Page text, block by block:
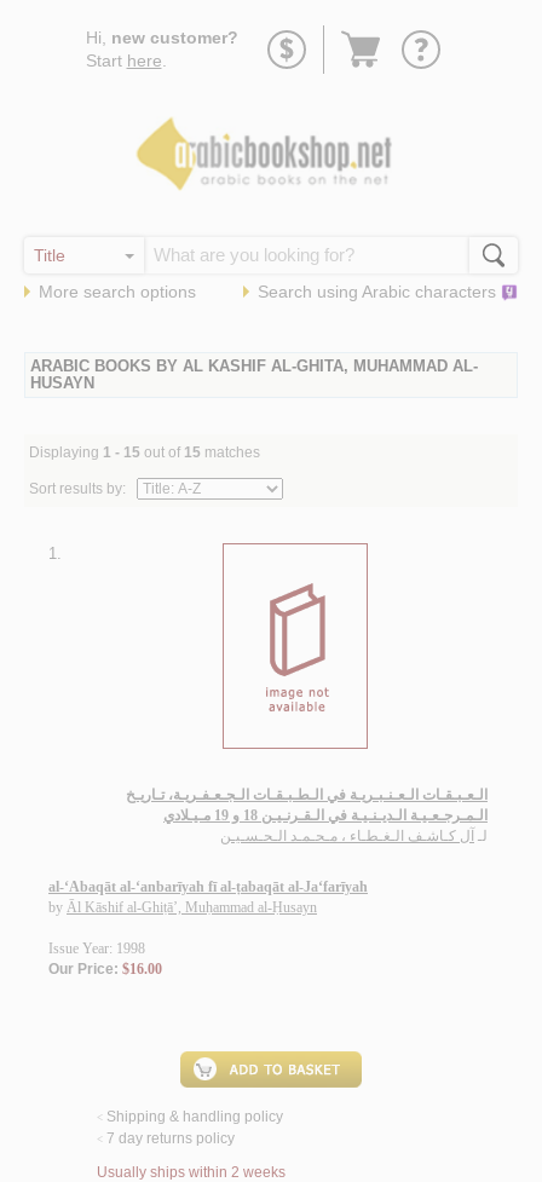
Hi, new customer?
Start here
Go
More search options Search using Arabic characters
ARABIC BOOKS BY AL KASHIF AL-GHITA, MUHAMMAD AL-
HUSAYN
Displaying 1 - 15 out of 15 matches
Sort results by:
1.
الـعـبـقـات الـعـنـبـريـة في الـطـبـقـات الـجـعـفـريـة، تـاريـخ
الـمـرجـعـيـة الـديـنـيـة في الـقـرنـيـن 18 و 19 مـيـلادي
لـ آل كـاشـف الـغـطـاء ، مـحـمـد الـحـسـيـن
al-‘Abaqāt al-‘anbarīyah fī al-ṭabaqāt al-Ja‘farīyah
by Āl Kāshif al-Ghiṭā’, Muḥammad al-Ḥusayn
Issue Year: 1998
Our Price: $16.00
< Shipping & handling policy
< 7 day returns policy
Usually ships within 2 weeks